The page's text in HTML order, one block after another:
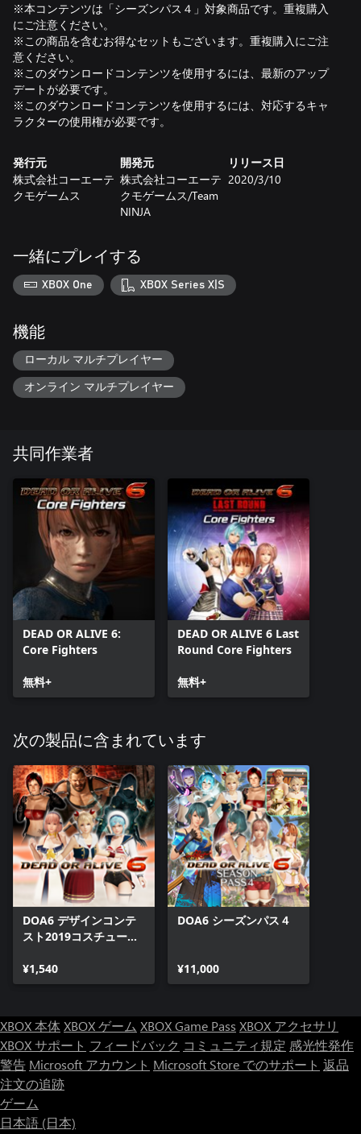
※本コンテンツは「シーズンパス４」対象商品です。重複購入
にご注意ください。
※この商品を含むお得なセットもございます。重複購入にご注
意ください。
※このダウンロードコンテンツを使用するには、最新のアップ
デートが必要です。
※このダウンロードコンテンツを使用するには、対応するキャ
ラクターの使用権が必要です。
発行元
株式会社コーエーテ
クモゲームス
開発元
株式会社コーエーテ
クモゲームス/Team
NINJA
リリース日
2020/3/10
一緒にプレイする
XBOX One XBOX Series X|S
機能
ローカル マルチプレイヤー
オンライン マルチプレイヤー
共同作業者
DEAD OR ALIVE 6:
Core Fighters
無料+
DEAD OR ALIVE 6 Last
Round Core Fighters
無料+
次の製品に含まれています
DOA6 デザインコンテ
スト2019コスチューム
¥1,540
DOA6 シーズンパス４
¥11,000
XBOX 本体XBOX ゲーム XBOX Game Pass XBOX アクセサリ
XBOX サポート フィードバック コミュニティ規定 感光性発作
警告 Microsoft アカウント Microsoft Store でのサポート 返品
注文の追跡
ゲーム
日本語 (日本)